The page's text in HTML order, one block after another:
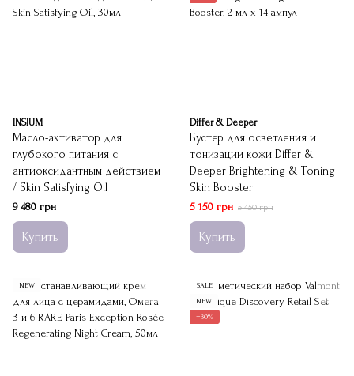
INSIUM
Масло-активатор для
глубокого питания с
антиоксидантным действием
/ Skin Satisfying Oil
9 480 грн
Купить
Differ & Deeper
Бустер для осветления и
тонизации кожи Differ &
Deeper Brightening & Toning
Skin Booster
5 150 грн 5 450 грн
Купить
NEW
SALE
NEW
−30%